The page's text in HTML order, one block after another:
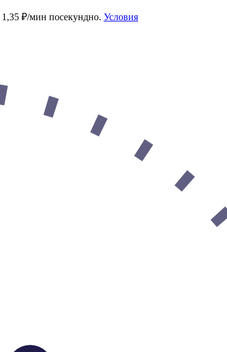
1,35 ₽/мин посекундно. Условия